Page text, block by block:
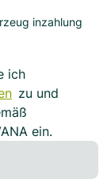
inzahlung
ich
zu und
ein.